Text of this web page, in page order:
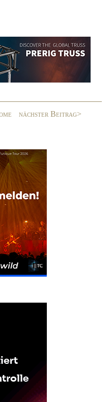
nächster Beitrag>